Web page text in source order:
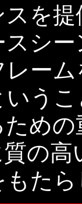
スを
シ
ー
う
め
の
もた